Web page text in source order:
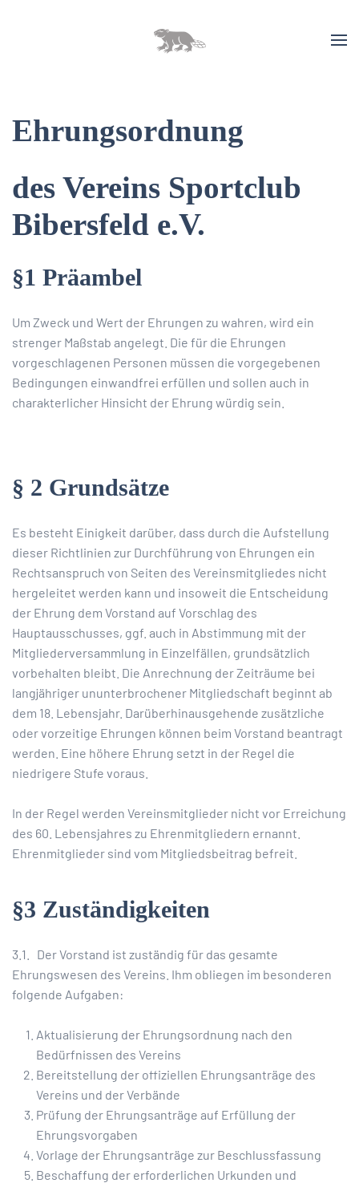
Ehrungsordnung
des Vereins Sportclub
Bibersfeld e.V.
§1 Präambel
Um Zweck und Wert der Ehrungen zu wahren, wird ein
strenger Maßstab angelegt. Die für die Ehrungen
vorgeschlagenen Personen müssen die vorgegebenen
Bedingungen einwandfrei erfüllen und sollen auch in
charakterlicher Hinsicht der Ehrung würdig sein.
§ 2 Grundsätze
Es besteht Einigkeit darüber, dass durch die Aufstellung
dieser Richtlinien zur Durchführung von Ehrungen ein
Rechtsanspruch von Seiten des Vereinsmitgliedes nicht
hergeleitet werden kann und insoweit die Entscheidung
der Ehrung dem Vorstand auf Vorschlag des
Hauptausschusses, ggf. auch in Abstimmung mit der
Mitgliederversammlung in Einzelfällen, grundsätzlich
vorbehalten bleibt. Die Anrechnung der Zeiträume bei
langjähriger ununterbrochener Mitgliedschaft beginnt ab
dem 18. Lebensjahr. Darüberhinausgehende zusätzliche
oder vorzeitige Ehrungen können beim Vorstand beantragt
werden. Eine höhere Ehrung setzt in der Regel die
niedrigere Stufe voraus.
In der Regel werden Vereinsmitglieder nicht vor Erreichung
des 60. Lebensjahres zu Ehrenmitgliedern ernannt.
Ehrenmitglieder sind vom Mitgliedsbeitrag befreit.
§3 Zuständigkeiten
3.1. Der Vorstand ist zuständig für das gesamte
Ehrungswesen des Vereins. Ihm obliegen im besonderen
folgende Aufgaben:
Aktualisierung der Ehrungsordnung nach den
Bedürfnissen des Vereins
Bereitstellung der offiziellen Ehrungsanträge des
Vereins und der Verbände
Prüfung der Ehrungsanträge auf Erfüllung der
Ehrungsvorgaben
Vorlage der Ehrungsanträge zur Beschlussfassung
Beschaffung der erforderlichen Urkunden und